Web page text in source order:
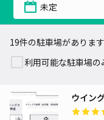
未定
19件の駐車場があります
利用可能な駐車場の
ウイン